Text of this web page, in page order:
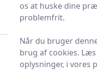
Forside Sundhed
Diverse Sundhedspleje
os at huske dine
problemfrit.
Når du bruger
brug af cookies.
oplysninger, i vores